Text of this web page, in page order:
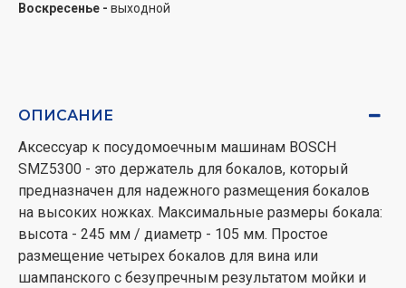
Воскресенье - выходной
ОПИСАНИЕ
Аксессуар к посудомоечным машинам BOSCH
SMZ5300 - это держатель для бокалов, который
предназначен для надежного размещения бокалов
на высоких ножках. Максимальные размеры бокала:
высота - 245 мм / диаметр - 105 мм. Простое
размещение четырех бокалов для вина или
шампанского с безупречным результатом мойки и